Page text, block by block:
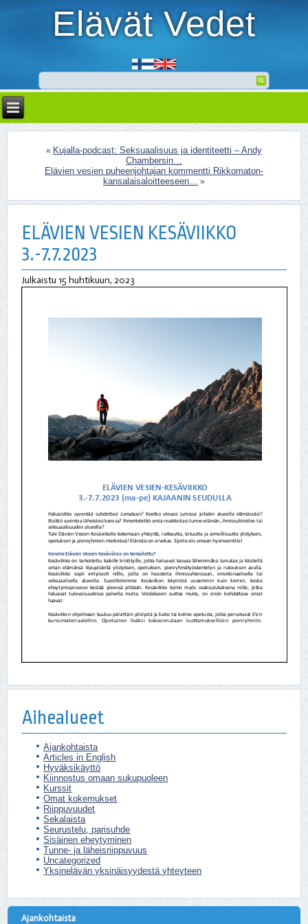
Elävät Vedet
« Kujalla-podcast: Seksuaalisuus ja identiteetti – Andy
Chambersin…
Elävien vesien puheenjohtajan kommentti Rikkomaton-
kansalaisaloitteeseen…
»
ELÄVIEN VESIEN KESÄVIIKKO
3.-7.7.2023
Julkaistu 15 huhtikuun, 2023
Aihealueet
Ajankohtaista
Articles in English
Hyväksikäyttö
Kiinnostus omaan sukupuoleen
Kurssit
Omat kokemukset
Riippuvuudet
Sekalaista
Seurustelu, parisuhde
Sisäinen eheytyminen
Tunne- ja läheisriippuvuus
Uncategorized
Yksinelävän yksinäisyydestä yhteyteen
Ajankohtaista